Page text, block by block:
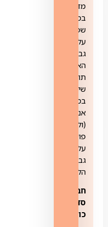
מדובר
במוצר
שפועל
על
גבי
האינטרנט
תוך
שימוש
בממיר
אנדרואיד
(ולא
פועל
על
גבי
הלוויין).
חבילת
סדרות+
כוללת: